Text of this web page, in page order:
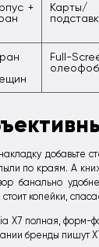
+
Карты/
Full-
добавьте
по краям. А
банально
копейки,
X7 полная, форм-
бренды пишут